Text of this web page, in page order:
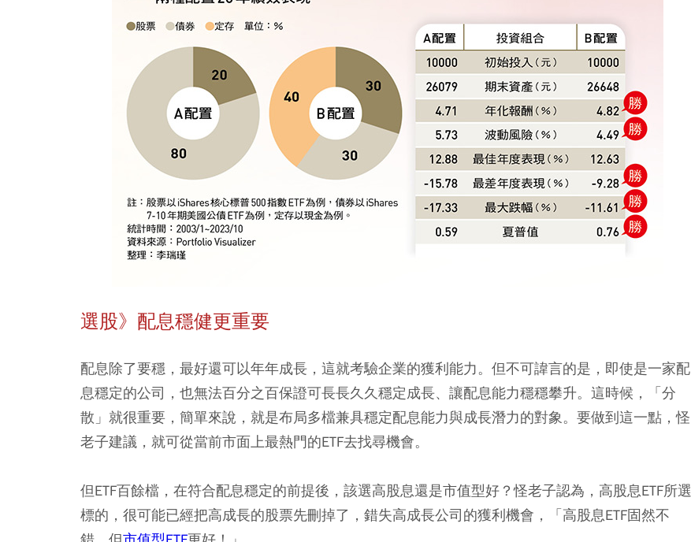
選股》配息穩健更重要
配息除了要穩，最好還可以年年成長，這就考驗企業的獲利能力。但不可諱言的是，即使是一家配
息穩定的公司，也無法百分之百保證可長長久久穩定成長、讓配息能力穩穩攀升。這時候，「分
散」就很重要，簡單來說，就是布局多檔兼具穩定配息能力與成長潛力的對象。要做到這一點，怪
老子建議，就可從當前市面上最熱門的ETF去找尋機會。
但ETF百餘檔，在符合配息穩定的前提後，該選高股息還是市值型好？怪老子認為，高股息ETF所選
標的，很可能已經把高成長的股票先刪掉了，錯失高成長公司的獲利機會，「高股息ETF固然不